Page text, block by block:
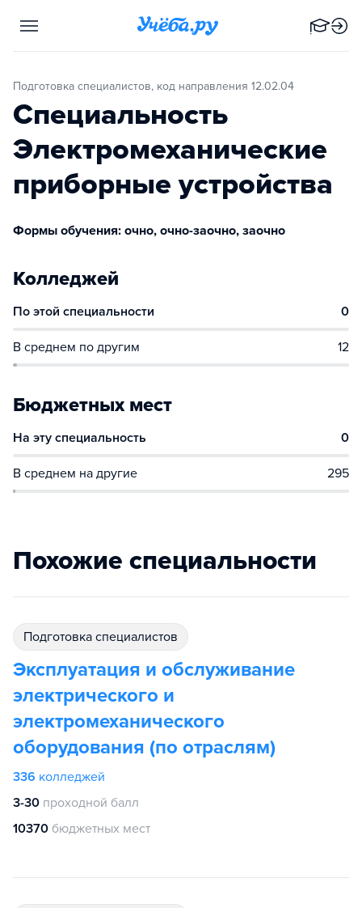
Подготовка специалистов, код направления 12.02.04
Специальность
Электромеханические
приборные устройства
Формы обучения: очно, очно-заочно, заочно
Колледжей
По этой специальности 0
В среднем по другим 12
Бюджетных мест
На эту специальность 0
В среднем на другие 295
Похожие специальности
подготовка специалистов
Эксплуатация и обслуживание
электрического и
электромеханического
оборудования (по отраслям)
336 колледжей
3-30 проходной балл
10370 бюджетных мест